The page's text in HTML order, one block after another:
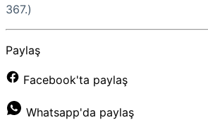
367.)
Paylaş
Facebook'ta paylaş
Whatsapp'da paylaş